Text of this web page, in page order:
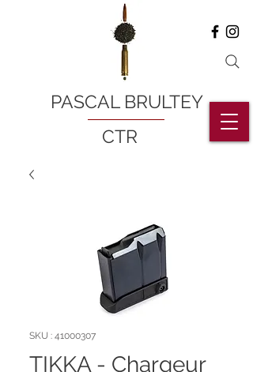
PASCAL BRULTEY
CTR
SKU : 41000307
TIKKA - Chargeur